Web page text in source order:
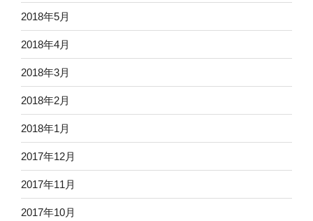
2018年5月
2018年4月
2018年3月
2018年2月
2018年1月
2017年12月
2017年11月
2017年10月